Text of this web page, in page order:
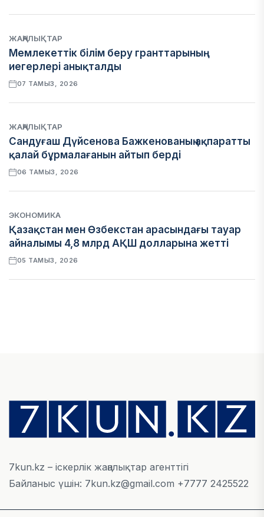
ЖАҢАЛЫҚТАР
Мемлекеттік білім беру гранттарының
иегерлері анықталды
07 ТАМЫЗ, 2026
ЖАҢАЛЫҚТАР
Сандуғаш Дүйсенова Бажкенованың ақпаратты
қалай бұрмалағанын айтып берді
06 ТАМЫЗ, 2026
ЭКОНОМИКА
Қазақстан мен Өзбекстан арасындағы тауар
айналымы 4,8 млрд АҚШ долларына жетті
05 ТАМЫЗ, 2026
БИЛІК
«Бәйтерек» холдингінің инвестициялық және
кредиттік портфелі 14,3 трлн теңгеге жетті
БЖЗҚ-дағы зейнетақы жинақтары 28,09 трлн
7kun.kz – іскерлік жаңалықтар агенттігі
Байланыс үшін: 7kun.kz@gmail.com +7777 2425522